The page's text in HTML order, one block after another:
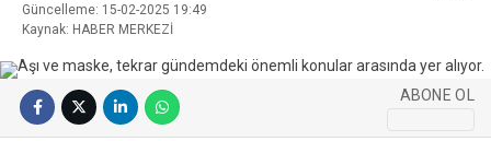
WhatsApp İhbar
Güncelleme: 15-02-2025 19:49
Kaynak: HABER MERKEZİ
ABONE OL